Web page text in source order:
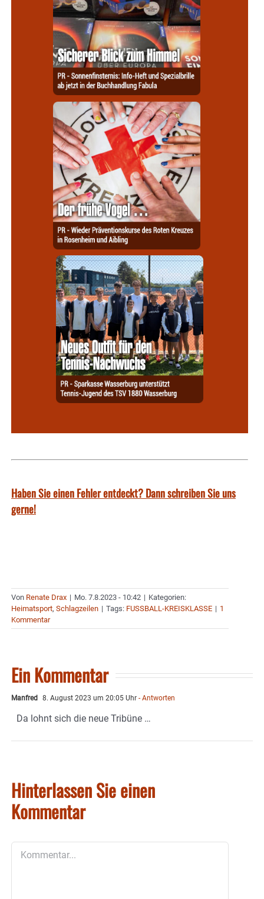
Haben Sie einen Fehler entdeckt? Dann schreiben Sie uns
gerne!
Von Renate Drax | Mo. 7.8.2023 - 10:42 | Kategorien:
Heimatsport, Schlagzeilen | Tags: FUSSBALL-KREISKLASSE | 1
Kommentar
Ein Kommentar
Manfred 8. August 2023 um 20:05 Uhr - Antworten
Da lohnt sich die neue Tribüne …
Hinterlassen Sie einen
Kommentar